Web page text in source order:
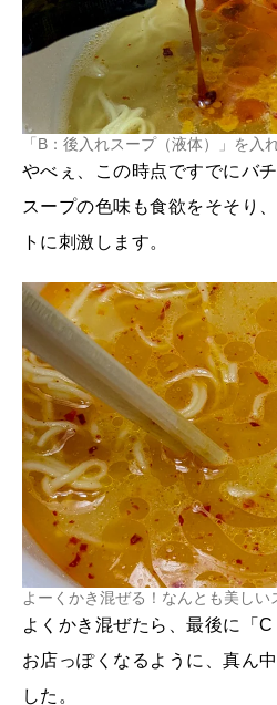
「B：後入れスープ（液体）」を入
やべぇ、この時点ですでにバ
スープの色味も食欲をそそり
トに刺激します。
よーくかき混ぜる！なんとも美しい
よくかき混ぜたら、最後に「C
お店っぽくなるように、真ん
した。